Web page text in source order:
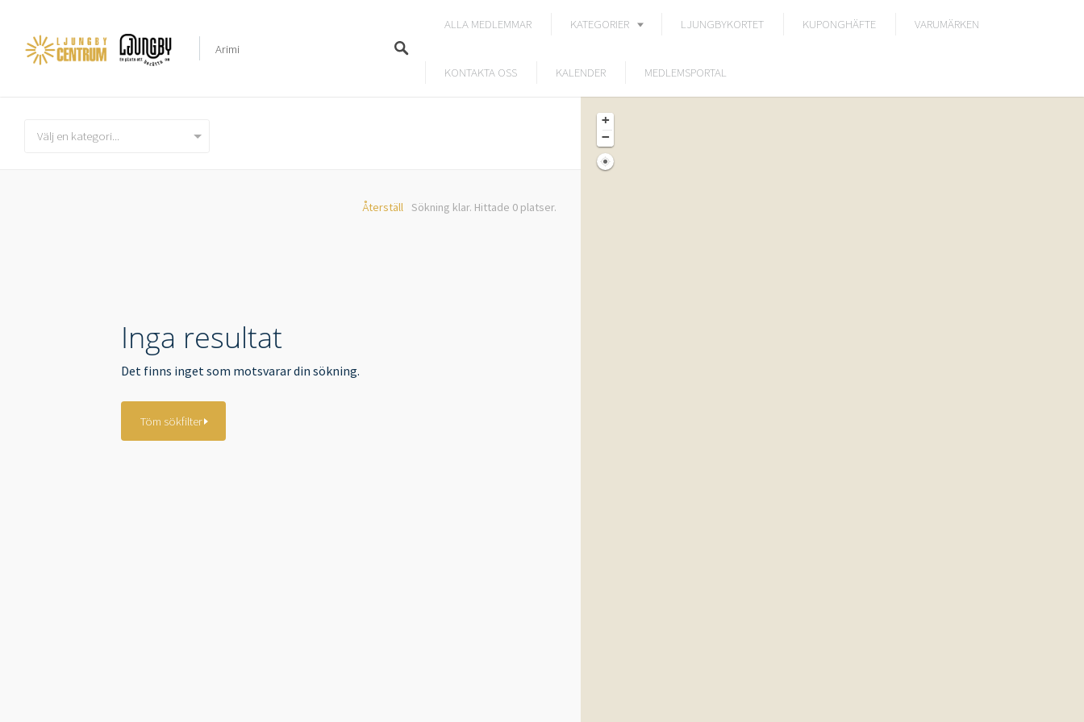
ALLA MEDLEMMAR KATEGORIER LJUNGBYKORTET KUPONGHÄFTE VARUMÄRKEN
KONTAKTA OSS KALENDER MEDLEMSPORTAL
Välj en kategori...
Sökning klar. Hittade 0 platser.
Återställ
Inga resultat
Det finns inget som motsvarar din sökning.
Töm sökfilter
+
−